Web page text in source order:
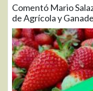
Comentó Mario
de Agrícola y